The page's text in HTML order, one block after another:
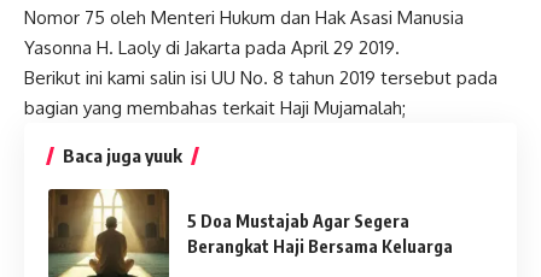
Nomor 75 oleh Menteri Hukum dan Hak Asasi Manusia
Yasonna H. Laoly di Jakarta pada April 29 2019.
Berikut ini kami salin isi UU No. 8 tahun 2019 tersebut pada
bagian yang membahas terkait Haji Mujamalah;
Baca juga yuuk
5 Doa Mustajab Agar Segera
Berangkat Haji Bersama Keluarga